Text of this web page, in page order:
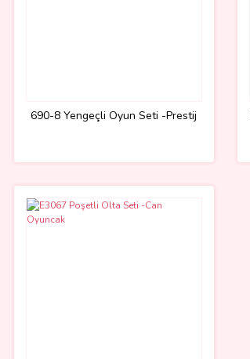
690-8 Yengeçli Oyun Seti -Prestij